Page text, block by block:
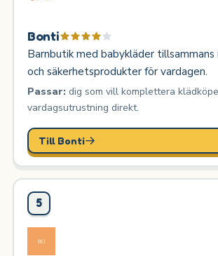
Bonti
Barnbutik med babykläder
och säkerhetsprodukter för vardagen.
Passar:dig som vill komplettera
vardagsutrustning direkt.
Till Bonti
5